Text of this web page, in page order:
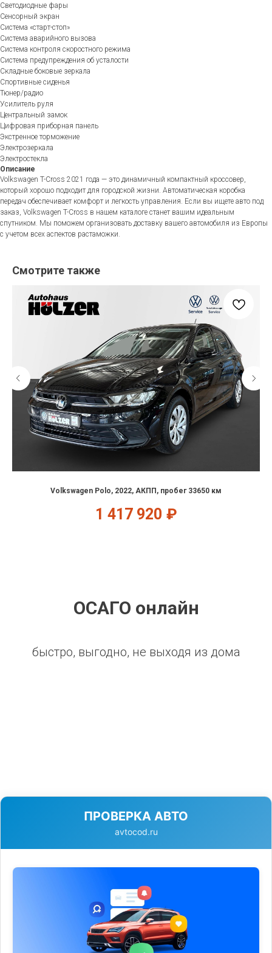
Светодиодные фары
Сенсорный экран
Система «старт-стоп»
Система аварийного вызова
Система контроля скоростного режима
Система предупреждения об усталости
Складные боковые зеркала
Спортивные сиденья
Тюнер/радио
Усилитель руля
Центральный замок
Цифровая приборная панель
Экстренное торможение
Электрозеркала
Электростекла
Описание
Volkswagen T-Cross 2021 года — это динамичный компактный кроссовер,
который хорошо подходит для городской жизни. Автоматическая коробка
передач обеспечивает комфорт и легкость управления. Если вы ищете авто под
заказ, Volkswagen T-Cross в нашем каталоге станет вашим идеальным
спутником. Мы поможем организовать доставку вашего автомобиля из Европы
с учетом всех аспектов растаможки.
Смотрите также
Volkswagen Polo, 2022, АКПП, пробег 33650 км
1 417 920 ₽
ОСАГО онлайн
быстро, выгодно, не выходя из дома
ПРОВЕРКА АВТО
avtocod.ru